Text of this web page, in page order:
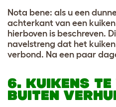
Nota bene: als u een
achterkant van een
hierboven is beschreven.
navelstreng dat het
verbond. Na een paar
6. KUIKENS
BUITEN